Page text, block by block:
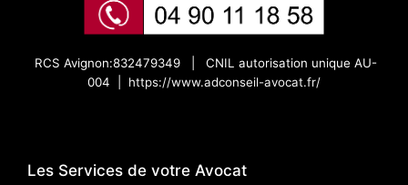
RCS Avignon:832479349 | CNIL autorisation unique AU-
004 | https://www.adconseil-avocat.fr/
Les Services de votre Avocat